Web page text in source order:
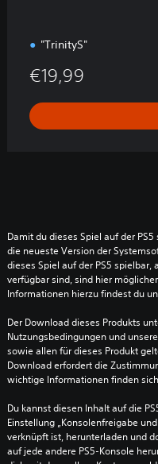
"TrinityS"
€19,99
Damit du dieses Spiel auf der
die neueste Version der
dieses Spiel auf der PS5 spielbar,
verfügbar sind, sind hier
Informationen hierzu findest du
Der Download dieses Produkts
Nutzungsbedingungen und
sowie allen für dieses Produkt
Download erfordert die
wichtige Informationen finden
Du kannst diesen Inhalt auf die
Einstellung „Konsolenfreigabe
verknüpft ist, herunterladen und
auf jede andere PS5-Konsole